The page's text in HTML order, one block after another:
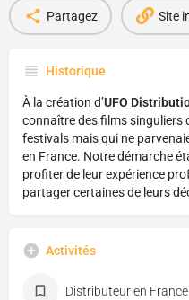
Partagez Site
Historique
À la création d’UFO
connaître des films singuliers
festivals mais qui ne
en France. Notre démarche
profiter de leur expérience
partager certaines de leurs
Activités
Distributeur en France